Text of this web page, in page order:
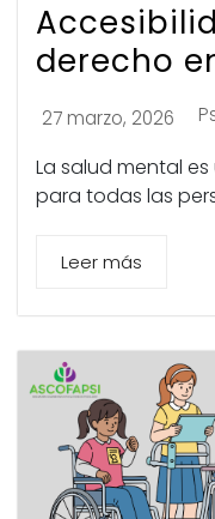
derecho
27 marzo, 2026
La salud mental
para todas las
Leer más